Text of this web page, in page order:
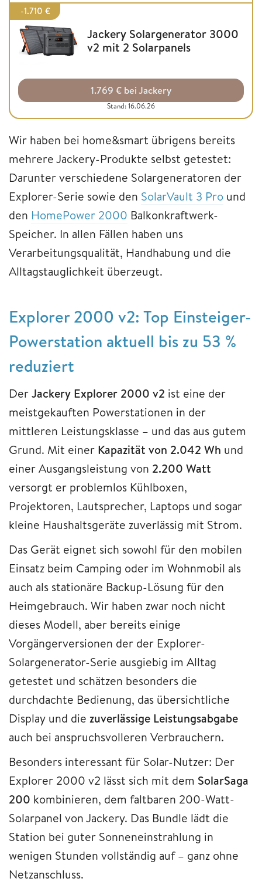
-1.710 €
Jackery Solargenerator 3000
v2 mit 2 Solarpanels
1.769 € bei Jackery
Stand: 16.06.26
Wir haben bei home&smart übrigens bereits
mehrere Jackery-Produkte selbst getestet:
Darunter verschiedene Solargeneratoren der
Explorer-Serie sowie den SolarVault 3 Pro und
den HomePower 2000 Balkonkraftwerk-
Speicher. In allen Fällen haben uns
Verarbeitungsqualität, Handhabung und die
Alltagstauglichkeit überzeugt.
Explorer 2000 v2: Top Einsteiger-
Powerstation aktuell bis zu 53 %
reduziert
DerJackery Explorer 2000 v2 ist eine der
meistgekauften Powerstationen in der
mittleren Leistungsklasse – und das aus gutem
Grund. Mit einer Kapazität von 2.042 Wh und
einer Ausgangsleistung von 2.200 Watt
versorgt er problemlos Kühlboxen,
Projektoren, Lautsprecher, Laptops und sogar
kleine Haushaltsgeräte zuverlässig mit Strom.
Das Gerät eignet sich sowohl für den mobilen
Einsatz beim Camping oder im Wohnmobil als
auch als stationäre Backup-Lösung für den
Heimgebrauch. Wir haben zwar noch nicht
dieses Modell, aber bereits einige
Vorgängerversionen der der Explorer-
Solargenerator-Serie ausgiebig im Alltag
getestet und schätzen besonders die
durchdachte Bedienung, das übersichtliche
Display und die zuverlässige Leistungsabgabe
auch bei anspruchsvolleren Verbrauchern.
Besonders interessant für Solar-Nutzer: Der
Explorer 2000 v2 lässt sich mit dem SolarSaga
200 kombinieren, dem faltbaren 200-Watt-
Solarpanel von Jackery. Das Bundle lädt die
Station bei guter Sonneneinstrahlung in
wenigen Stunden vollständig auf – ganz ohne
Netzanschluss.